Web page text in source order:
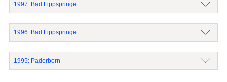
1997: Bad Lippspringe
1996: Bad Lippspringe
1995: Paderborn